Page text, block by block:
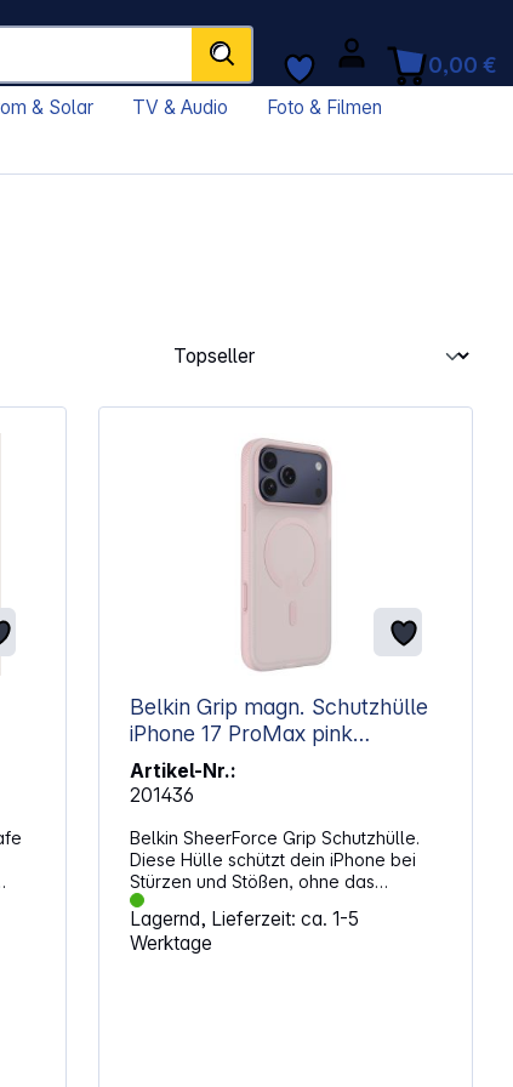
0,00 €
& Solar TV & Audio
Foto & Filmen
Belkin Grip magn. Schutzhülle
iPhone 17 ProMax pink
MSA036hqPK
Artikel-Nr.:
201436
Belkin SheerForce Grip Schutzhülle.
Diese Hülle schützt dein iPhone bei
Stürzen und Stößen, ohne das
schlanke Design zu beeinträchtigen.
Die strukturierte Oberfläche sorgt für
sicheren Halt, während die erhöhten
Lagernd, Lieferzeit: ca. 1-5
Werktage